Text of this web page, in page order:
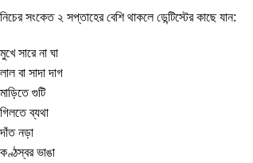
নিচের সংকেত ২ সপ্তাহের বেশি থাকলে ডেন্টিস্টের কাছে যান:
মুখে সারে না ঘা
লাল বা সাদা দাগ
মাড়িতে গুটি
গিলতে ব্যথা
দাঁত নড়া
কণ্ঠস্বর ভাঙা